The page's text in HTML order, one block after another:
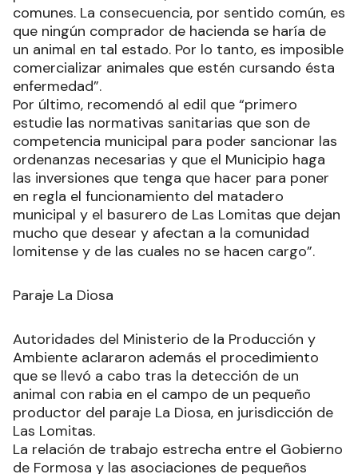
comunes. La consecuencia, por sentido común, es
que ningún comprador de hacienda se haría de
un animal en tal estado. Por lo tanto, es imposible
comercializar animales que estén cursando ésta
enfermedad”.
Por último, recomendó al edil que “primero
estudie las normativas sanitarias que son de
competencia municipal para poder sancionar las
ordenanzas necesarias y que el Municipio haga
las inversiones que tenga que hacer para poner
en regla el funcionamiento del matadero
municipal y el basurero de Las Lomitas que dejan
mucho que desear y afectan a la comunidad
lomitense y de las cuales no se hacen cargo”.
Paraje La Diosa
Autoridades del Ministerio de la Producción y
Ambiente aclararon además el procedimiento
que se llevó a cabo tras la detección de un
animal con rabia en el campo de un pequeño
productor del paraje La Diosa, en jurisdicción de
Las Lomitas.
La relación de trabajo estrecha entre el Gobierno
de Formosa y las asociaciones de pequeños